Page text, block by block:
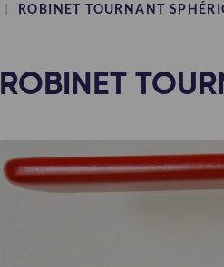
ROBINET TOURNANT
ROBINET